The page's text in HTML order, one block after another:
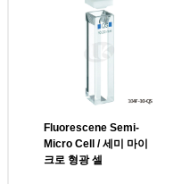
Fluorescene Semi-
Micro Cell / 세미 마이
크로 형광 셀